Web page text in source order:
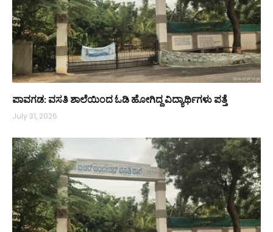
ಪಾವಗಡ: ವಸತಿ ಶಾಲೆಯಿಂದ ಓಡಿ ಹೋಗಿದ್ದ ವಿದ್ಯಾರ್ಥಿಗಳು ಪತ್ತೆ
July 31, 2026